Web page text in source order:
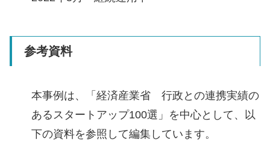
参考資料
本事例は、「経済産業省 行政との連携実績の
あるスタートアップ100選」を中心として、以
下の資料を参照して編集しています。